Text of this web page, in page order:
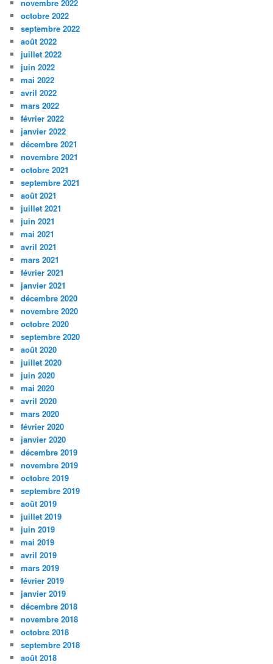
novembre 2022
octobre 2022
septembre 2022
août 2022
juillet 2022
juin 2022
mai 2022
avril 2022
mars 2022
février 2022
janvier 2022
décembre 2021
novembre 2021
octobre 2021
septembre 2021
août 2021
juillet 2021
juin 2021
mai 2021
avril 2021
mars 2021
février 2021
janvier 2021
décembre 2020
novembre 2020
octobre 2020
septembre 2020
août 2020
juillet 2020
juin 2020
mai 2020
avril 2020
mars 2020
février 2020
janvier 2020
décembre 2019
novembre 2019
octobre 2019
septembre 2019
août 2019
juillet 2019
juin 2019
mai 2019
avril 2019
mars 2019
février 2019
janvier 2019
décembre 2018
novembre 2018
octobre 2018
septembre 2018
août 2018